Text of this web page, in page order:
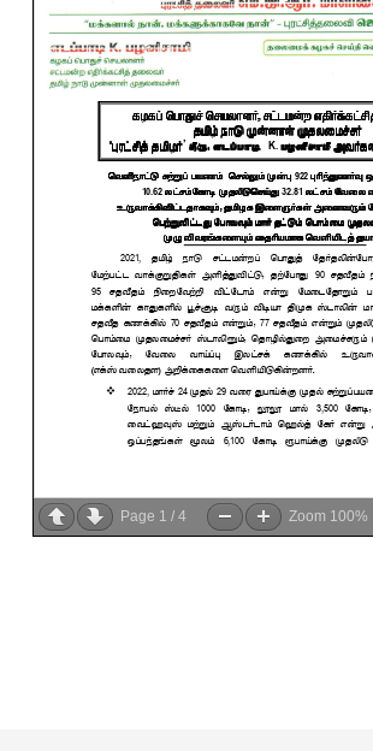
Page 1 / 4 Zoom 100%